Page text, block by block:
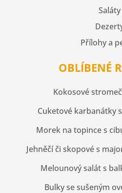
Saláty
Přílohy a
OBLÍBENÉ
Kokosové
Cuketové karbanátky
Morek na topince s
Jehněčí či skopové s
Melounový salát s
Bulky se sušeným